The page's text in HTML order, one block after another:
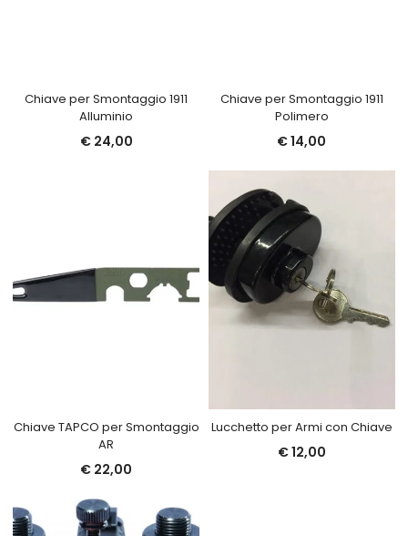
Chiave per Smontaggio 1911
Alluminio
€24,00
Chiave per Smontaggio 1911
Polimero
€14,00
Chiave TAPCO per Smontaggio
AR
€ 22,00
Lucchetto per Armi con Chiave
€12,00